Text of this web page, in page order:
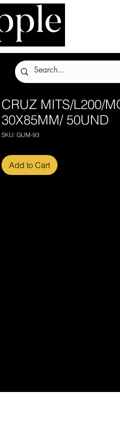
CRUZ MITS/L200/
30X85MM/ 50UND
SKU: GUM-93
Add to Cart